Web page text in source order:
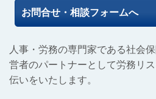
お問合せ・相談フォームへ
人事・労務の専門家である社会
営者のパートナーとして労務リ
伝いをいたします。